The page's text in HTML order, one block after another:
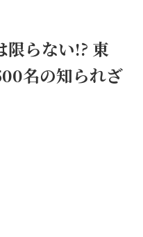
限らない!? 東
名の知られざ